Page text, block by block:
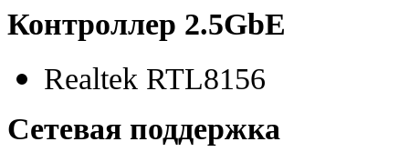
Контроллер 2.5GbE
Realtek RTL8156
Сетевая поддержка